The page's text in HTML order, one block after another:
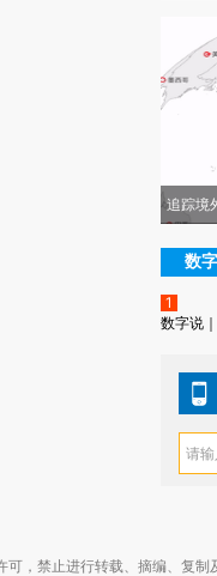
追踪境
数
1
数字说
，禁止进行转载、摘编、复制